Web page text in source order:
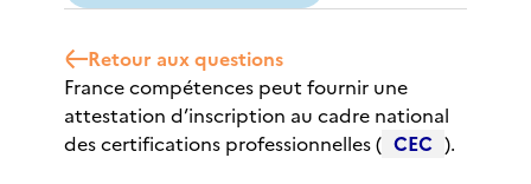
Retour aux questions
France compétences peut fournir une
attestation d’inscription au cadre national
des certifications professionnelles ( CEC ).